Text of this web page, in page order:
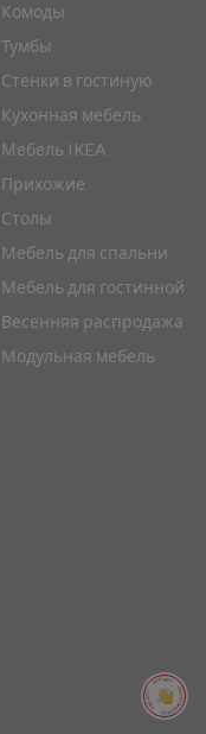
ПОМОЩЬ ПОМОЩЬ ПОМОЩЬ ПОМОЩЬ
Комоды
Тумбы
Стенки в гостиную
Кухонная мебель
Мебель IKEA
Прихожие
Столы
Мебель для спальни
Мебель для гостинной
Весенняя распродажа
Модульная мебель